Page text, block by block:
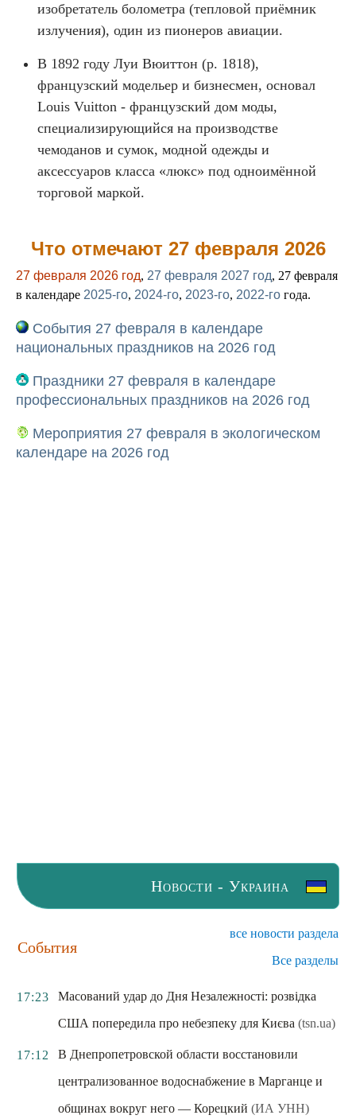
изобретатель болометра (тепловой приёмник
излучения), один из пионеров авиации.
В 1892 году Луи Вюиттон (р. 1818),
французский модельер и бизнесмен, основал
Louis Vuitton - французский дом моды,
специализирующийся на производстве
чемоданов и сумок, модной одежды и
аксессуаров класса «люкс» под одноимённой
торговой маркой.
Что отмечают 27 февраля 2026
27 февраля 2026 год, 27 февраля 2027 год, 27 февраля
в календаре 2025-го, 2024-го, 2023-го, 2022-го года.
События 27 февраля в календаре
национальных праздников на 2026 год
Праздники 27 февраля в календаре
профессиональных праздников на 2026 год
Мероприятия 27 февраля в экологическом
календаре на 2026 год
Новости - Украина
События
все новости раздела
Все разделы
17:23
Масований удар до Дня Незалежності: розвідка
США попередила про небезпеку для Києва (tsn.ua)
17:12
В Днепропетровской области восстановили
централизованное водоснабжение в Марганце и
общинах вокруг него — Корецкий (ИА УНН)